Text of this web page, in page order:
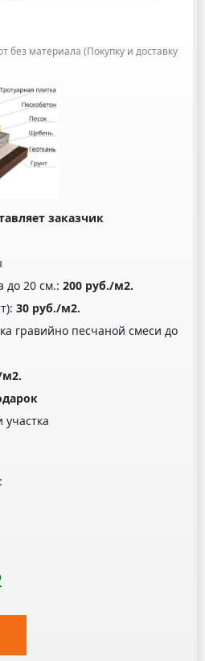
без материала (Покупку и доставку
заказчик
до 20 см.:200 руб./м2.
30 руб./м2.
гравийно песчаной смеси до
м2.
: